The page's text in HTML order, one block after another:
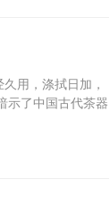
用，涤拭日加，
示了中国古代茶器